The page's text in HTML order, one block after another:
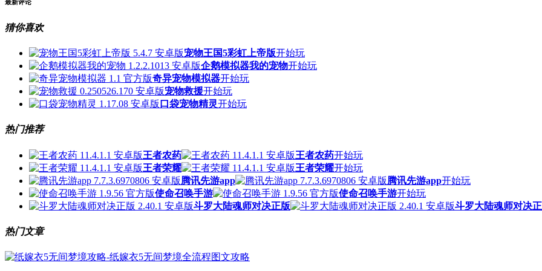
最新评论
猜你喜欢
宠物王国5彩虹上帝版开始玩
企鹅模拟器我的宠物开始玩
奇异宠物模拟器开始玩
宠物救援开始玩
口袋宠物精灵开始玩
热门推荐
王者农药 王者农药开始玩
王者荣耀
王者荣耀开始玩
腾讯先游app
腾讯先游app开始玩
使命召唤手游
使命召唤手游开始玩
斗罗大陆魂师对决正版
斗罗大陆魂师对决
热门文章